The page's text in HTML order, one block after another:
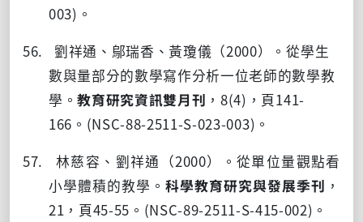
003) 。
56. 劉祥通、鄔瑞香、黃瓊儀（2000）。從學生
數與量部分的數學寫作分析一位老師的數學教
學。教育研究資訊雙月刊 ，8(4) ，頁141-
166 。 (NSC-88-2511-S-023-003) 。
57. 林慈容、劉祥通（2000）。從單位量觀點看
小學體積的教學。科學教育研究與發展季刊 ，
21 ，頁45-55 。 (NSC-89-2511-S-415-002) 。